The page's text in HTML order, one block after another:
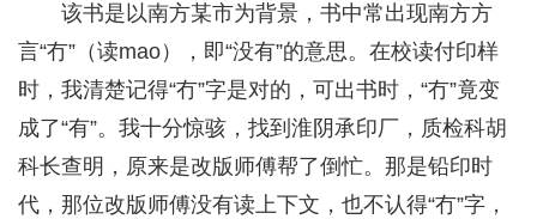
该书是以南方某市为背景，书中常出现南方方
言“冇”（读mao），即“没有”的意思。在校读付印样
时，我清楚记得“冇”字是对的，可出书时，“冇”竟变
成了“有”。我十分惊骇，找到淮阴承印厂，质检科胡
科长查明，原来是改版师傅帮了倒忙。那是铅印时
代，那位改版师傅没有读上下文，也不认得“冇”字，